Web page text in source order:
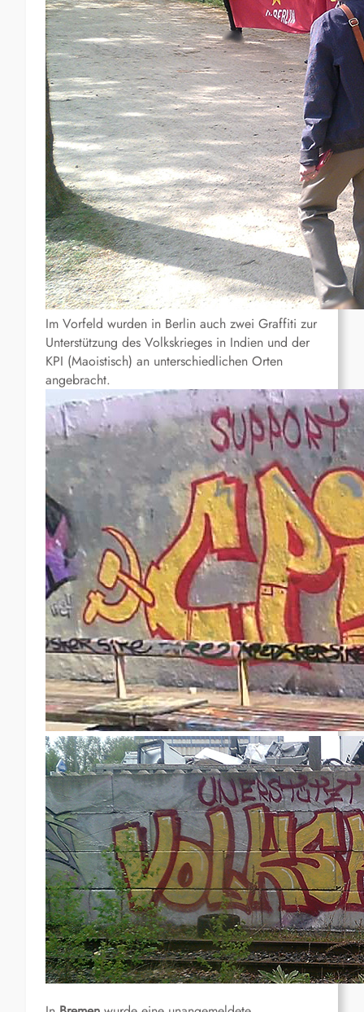
Im Vorfeld wurden in Berlin auch zwei Graffiti zur
Unterstützung des Volkskrieges in Indien und der
KPI (Maoistisch) an unterschiedlichen Orten
angebracht.